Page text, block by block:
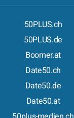
50PLUS.ch
50PLUS.de
Boomer.at
Date50.ch
Date50.de
Date50.at